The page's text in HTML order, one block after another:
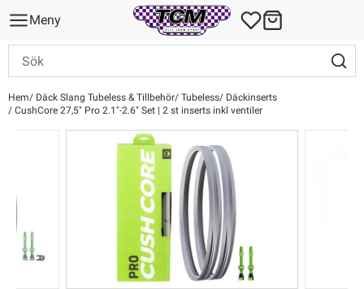
Meny
Hem Däck Slang Tubeless & Tillbehör Tubeless
Däckinserts
CushCore 27,5" Pro 2.1"-2.6" Set | 2 st inserts inkl ventiler